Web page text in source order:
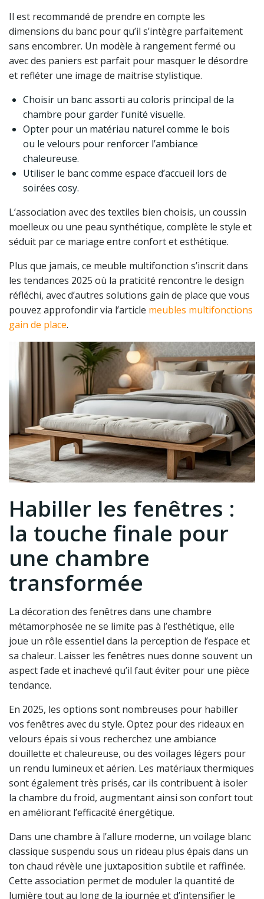
Il est recommandé de prendre en compte les
dimensions du banc pour qu’il s’intègre parfaitement
sans encombrer. Un modèle à rangement fermé ou
avec des paniers est parfait pour masquer le désordre
et refléter une image de maitrise stylistique.
Choisir un banc assorti au coloris principal de la
chambre pour garder l’unité visuelle.
Opter pour un matériau naturel comme le bois
ou le velours pour renforcer l’ambiance
chaleureuse.
Utiliser le banc comme espace d’accueil lors de
soirées cosy.
L’association avec des textiles bien choisis, un coussin
moelleux ou une peau synthétique, complète le style et
séduit par ce mariage entre confort et esthétique.
Plus que jamais, ce meuble multifonction s’inscrit dans
les tendances 2025 où la praticité rencontre le design
réfléchi, avec d’autres solutions gain de place que vous
pouvez approfondir via l’article meubles multifonctions
gain de place.
Habiller les fenêtres :
la touche finale pour
une chambre
transformée
La décoration des fenêtres dans une chambre
métamorphosée ne se limite pas à l’esthétique, elle
joue un rôle essentiel dans la perception de l’espace et
sa chaleur. Laisser les fenêtres nues donne souvent un
aspect fade et inachevé qu’il faut éviter pour une pièce
tendance.
En 2025, les options sont nombreuses pour habiller
vos fenêtres avec du style. Optez pour des rideaux en
velours épais si vous recherchez une ambiance
douillette et chaleureuse, ou des voilages légers pour
un rendu lumineux et aérien. Les matériaux thermiques
sont également très prisés, car ils contribuent à isoler
la chambre du froid, augmentant ainsi son confort tout
en améliorant l’efficacité énergétique.
Dans une chambre à l’allure moderne, un voilage blanc
classique suspendu sous un rideau plus épais dans un
ton chaud révèle une juxtaposition subtile et raffinée.
Cette association permet de moduler la quantité de
lumière tout au long de la journée et d’intensifier le